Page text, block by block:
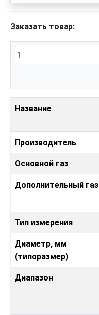
Заказать товар:
Название
Производитель
Основной газ
Дополнительный газ
Тип измерения
Диаметр, мм
(типоразмер)
Диапазон